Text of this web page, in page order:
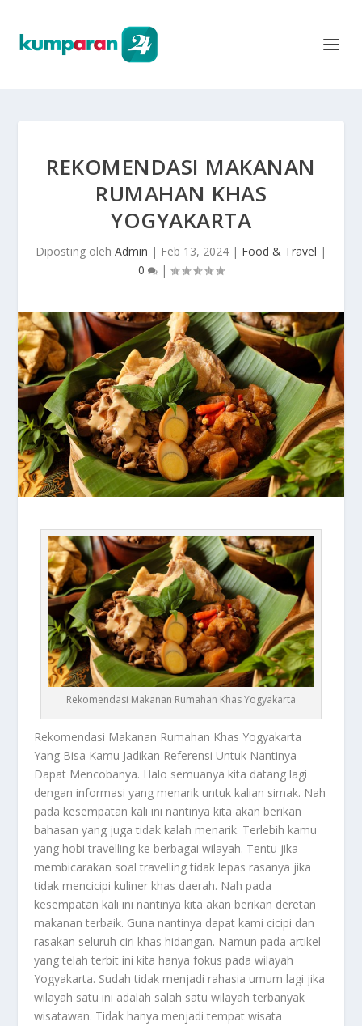
REKOMENDASI MAKANAN
RUMAHAN KHAS
YOGYAKARTA
Diposting oleh Admin | Feb 13, 2024 | Food & Travel |
0
|
Rekomendasi Makanan Rumahan Khas Yogyakarta
Rekomendasi Makanan Rumahan Khas Yogyakarta
Yang Bisa Kamu Jadikan Referensi Untuk Nantinya
Dapat Mencobanya. Halo semuanya kita datang lagi
dengan informasi yang menarik untuk kalian simak. Nah
pada kesempatan kali ini nantinya kita akan berikan
bahasan yang juga tidak kalah menarik. Terlebih kamu
yang hobi travelling ke berbagai wilayah. Tentu jika
membicarakan soal travelling tidak lepas rasanya jika
tidak mencicipi kuliner khas daerah. Nah pada
kesempatan kali ini nantinya kita akan berikan deretan
makanan terbaik. Guna nantinya dapat kami cicipi dan
rasakan seluruh ciri khas hidangan. Namun pada artikel
yang telah terbit ini kita hanya fokus pada wilayah
Yogyakarta. Sudah tidak menjadi rahasia umum lagi jika
wilayah satu ini adalah salah satu wilayah terbanyak
wisatawan. Tidak hanya menjadi tempat wisata